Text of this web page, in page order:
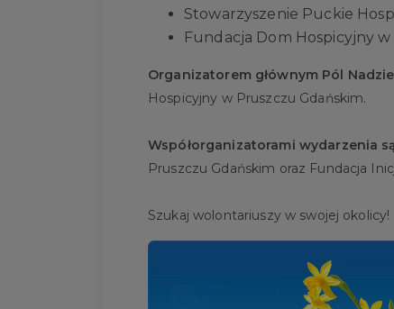
Stowarzyszenie Puckie
Fundacja Dom Hospicyjny
Organizatorem głównym Pól
Hospicyjny w Pruszczu Gdańskim.
Współorganizatorami wydarzenia
Pruszczu Gdańskim oraz Fundacja
Szukaj wolontariuszy w swojej okolicy!